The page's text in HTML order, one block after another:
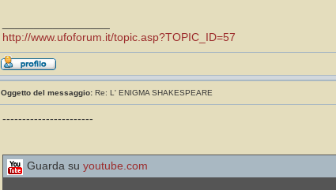
http://www.ufoforum.it/topic.asp?TOPIC_ID=57
Oggetto del messaggio: Re: L' ENIGMA SHAKESPEARE
-----------------------
Guarda su youtube.com